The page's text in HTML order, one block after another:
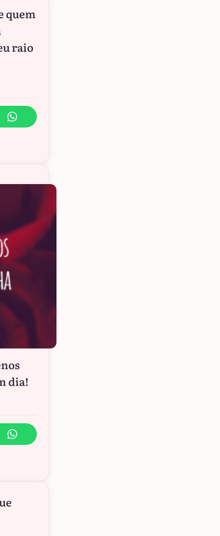
quem
raio
dia!